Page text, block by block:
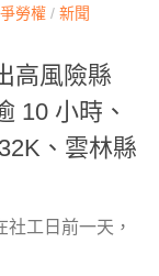
勞權 / 新聞
高風險縣
10 小時、
、雲林縣
工日前一天，